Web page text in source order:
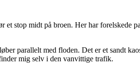
stop midt på broen. Her har forelskede
parallelt med floden. Det er et sandt
mig selv i den vanvittige trafik.